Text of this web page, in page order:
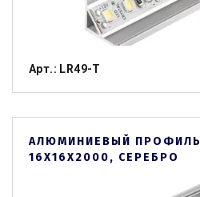
Арт.: LR49-T
АЛЮМИНИЕВЫЙ ПРОФИЛЬ
16Х16Х2000, СЕРЕБРО